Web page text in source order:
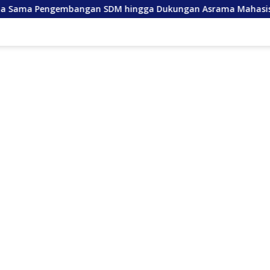
SDM hingga Dukungan Asrama Mahasiswa Anda